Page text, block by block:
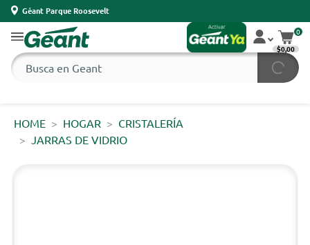
Géant Parque Roosevelt
0
$0,00
HOME HOGAR
CRISTALERÍA
JARRAS DE VIDRIO